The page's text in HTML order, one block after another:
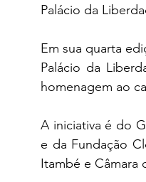
Palácio da
Em sua quarta
Palácio da
homenagem ao
A iniciativa é do
e da Fundação
Itambé e Câmara